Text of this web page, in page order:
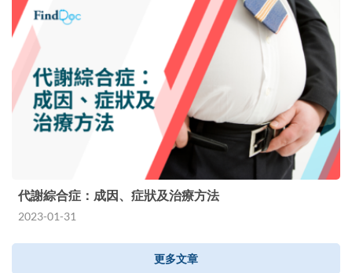
代謝綜合症：成因、症狀及治療方法
2023-01-31
更多文章